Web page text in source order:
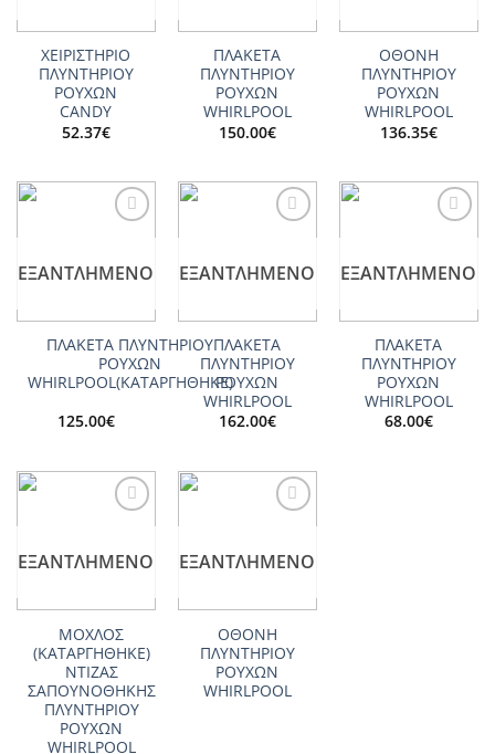
ΧΕΙΡΙΣΤΗΡΙΟ
ΠΛΥΝΤΗΡΙΟΥ
ΡΟΥΧΩΝ
CANDY
52.37€
ΠΛΑΚΕΤΑ
ΠΛΥΝΤΗΡΙΟΥ
ΡΟΥΧΩΝ
WHIRLPOOL
150.00€
ΟΘΟΝΗ
ΠΛΥΝΤΗΡΙΟΥ
ΡΟΥΧΩΝ
WHIRLPOOL
136.35€
ΕΞΑΝΤΛΗΜΈΝΟ
ΠΛΑΚΕΤΑ ΠΛΥΝΤΗΡΙΟΥ
ΡΟΥΧΩΝ
WHIRLPOOL(ΚΑΤΑΡΓΗΘΗΚΕ)
125.00€
ΕΞΑΝΤΛΗΜΈΝΟ
ΠΛΑΚΕΤΑ
ΠΛΥΝΤΗΡΙΟΥ
ΡΟΥΧΩΝ
WHIRLPOOL
162.00€
ΕΞΑΝΤΛΗΜΈΝΟ
ΠΛΑΚΕΤΑ
ΠΛΥΝΤΗΡΙΟΥ
ΡΟΥΧΩΝ
WHIRLPOOL
68.00€
ΕΞΑΝΤΛΗΜΈΝΟ
ΜΟΧΛΟΣ
(ΚΑΤΑΡΓΗΘΗΚΕ)
ΝΤΙΖΑΣ
ΣΑΠΟΥΝΟΘΗΚΗΣ
ΠΛΥΝΤΗΡΙΟΥ
ΡΟΥΧΩΝ
WHIRLPOOL
ΕΞΑΝΤΛΗΜΈΝΟ
ΟΘΟΝΗ
ΠΛΥΝΤΗΡΙΟΥ
ΡΟΥΧΩΝ
WHIRLPOOL